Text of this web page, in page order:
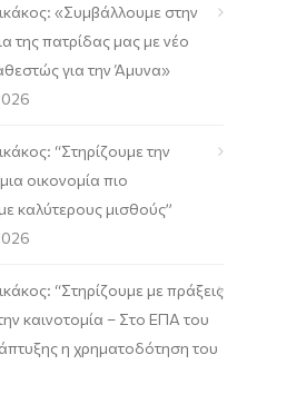
«Συμβάλλουμε στην
της πατρίδας μας με νέο
για την Άμυνα»
“Στηρίζουμε την
οικονομία πιο
καλύτερους μισθούς”
“Στηρίζουμε με πράξεις
καινοτομία – Στο ΕΠΑ του
η χρηματοδότηση του